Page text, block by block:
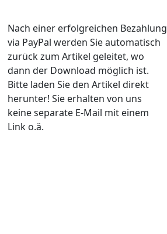
Nach einer erfolgreichen Bezahlung
via PayPal werden Sie automatisch
zurück zum Artikel geleitet, wo
dann der Download möglich ist.
Bitte laden Sie den Artikel direkt
herunter! Sie erhalten von uns
keine separate E-Mail mit einem
Link o.ä.